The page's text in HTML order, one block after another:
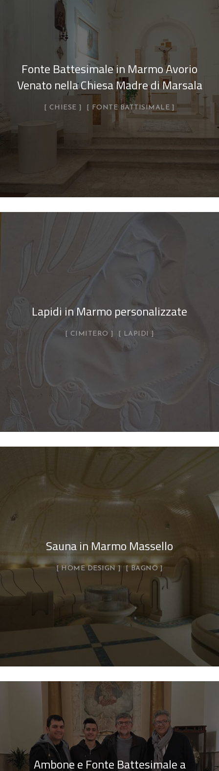
Fonte Battesimale in Marmo Avorio
Venato nella Chiesa Madre di Marsala
CHIESE FONTE BATTISIMALE
Lapidi in Marmo personalizzate
CIMITERO LAPIDI
Sauna in Marmo Massello
HOME DESIGN BAGNO
Ambone e Fonte Battesimale a